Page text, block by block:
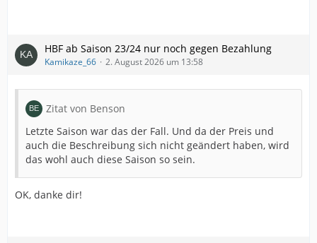
HBF ab Saison 23/24 nur noch gegen Bezahlung
Kamikaze_66 2. August 2026 um 13:58
Zitat von Benson
Letzte Saison war das der Fall. Und da der Preis und
auch die Beschreibung sich nicht geändert haben, wird
das wohl auch diese Saison so sein.
OK, danke dir!